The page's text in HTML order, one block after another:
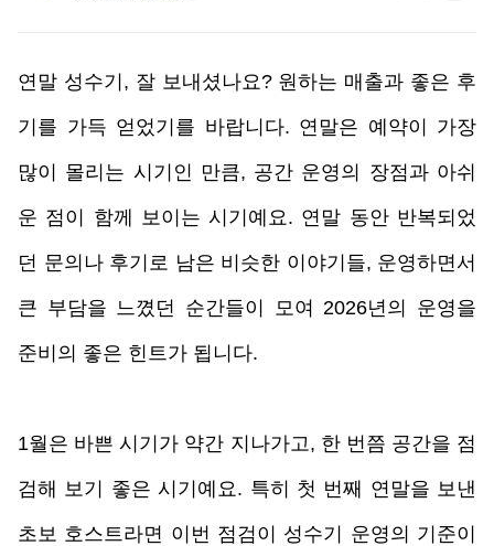
연말 성수기, 잘 보내셨나요? 원하는 매출과 좋은 후
기를 가득 얻었기를 바랍니다. 연말은 예약이 가장
많이 몰리는 시기인 만큼, 공간 운영의 장점과 아쉬
운 점이 함께 보이는 시기예요. 연말 동안 반복되었
던 문의나 후기로 남은 비슷한 이야기들, 운영하면서
큰 부담을 느꼈던 순간들이 모여 2026년의 운영을
준비의 좋은 힌트가 됩니다.
1월은 바쁜 시기가 약간 지나가고, 한 번쯤 공간을 점
검해 보기 좋은 시기예요. 특히 첫 번째 연말을 보낸
초보 호스트라면 이번 점검이 성수기 운영의 기준이